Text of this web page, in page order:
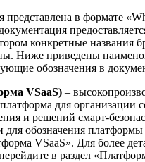
представлена в формате
конкретные названия
Ниже приведены
обозначения в
VSaaS) –
для организации
и решений смарт-
для обозначения платформы
VSaaS». Для более
в раздел